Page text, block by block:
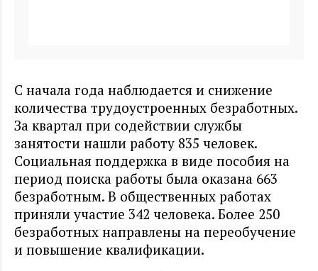
С начала года наблюдается и снижение
количества трудоустроенных безработных.
За квартал при содействии службы
занятости нашли работу 835 человек.
Социальная поддержка в виде пособия на
период поиска работы была оказана 663
безработным. В общественных работах
приняли участие 342 человека. Более 250
безработных направлены на переобучение
и повышение квалификации.